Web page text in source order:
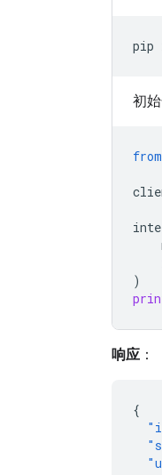
pip
初
from
)
响应 ：
{